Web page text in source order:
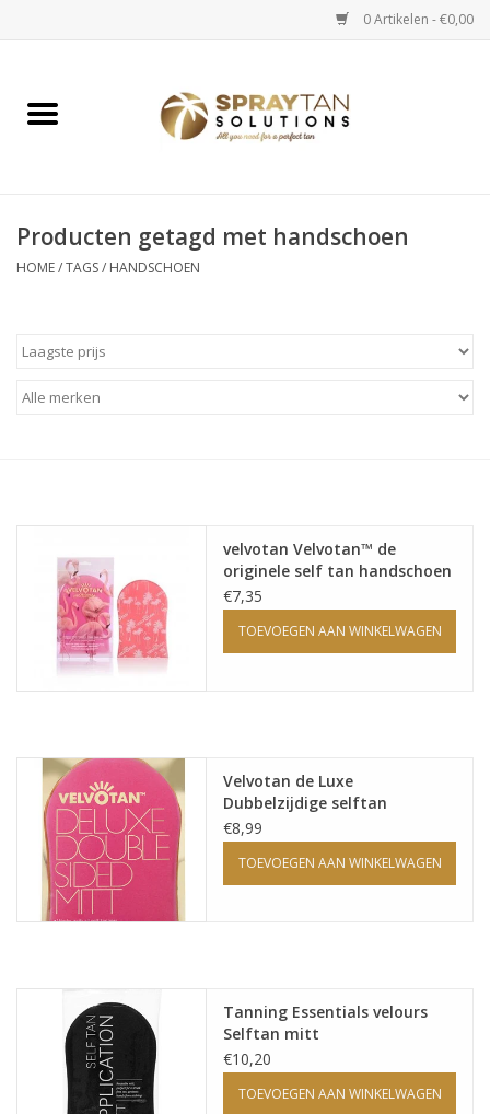
0 Artikelen - €0,00
Home
Spray Tan Starterspakketten
Selftan producten
Ventilatoren / Afzuiging
Promotie materiaal
Vraag hier om een vrijblijvend
adviesgesprek met ons!
Trainingen
Sjolie
Producten getagd met handschoen
HOME/TAGS/ HANDSCHOEN
velvotan Velvotan™ de
originele self tan handschoen
€7,35
TOEVOEGEN AAN WINKELWAGEN
Velvotan de Luxe
Dubbelzijdige selftan
handschoen
€8,99
TOEVOEGEN AAN WINKELWAGEN
Tanning Essentials velours
Selftan mitt
€10,20
TOEVOEGEN AAN WINKELWAGEN